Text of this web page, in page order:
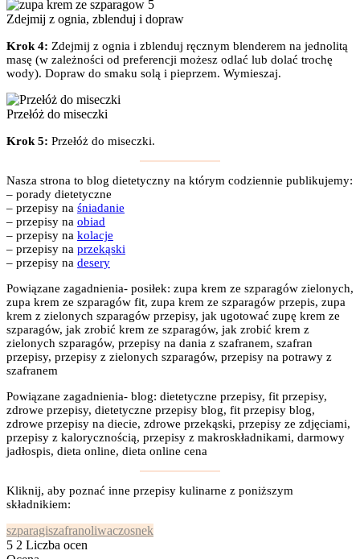
Zdejmij z ognia, zblenduj i dopraw
Krok 4: Zdejmij z ognia i zblenduj ręcznym blenderem na jednolitą
masę (w zależności od preferencji możesz odlać lub dolać trochę
wody). Dopraw do smaku solą i pieprzem. Wymieszaj.
Przełóż do miseczki
Krok 5: Przełóż do miseczki.
Nasza strona to blog dietetyczny na którym codziennie publikujemy:
– porady dietetyczne
– przepisy na śniadanie
– przepisy na obiad
– przepisy na kolacje
– przepisy na przekąski
– przepisy na desery
Powiązane zagadnienia- posiłek: zupa krem ze szparagów zielonych,
zupa krem ze szparagów fit, zupa krem ze szparagów przepis, zupa
krem z zielonych szparagów przepisy, jak ugotować zupę krem ze
szparagów, jak zrobić krem ze szparagów, jak zrobić krem z
zielonych szparagów, przepisy na dania z szafranem, szafran
przepisy, przepisy z zielonych szparagów, przepisy na potrawy z
szafranem
Powiązane zagadnienia- blog: dietetyczne przepisy, fit przepisy,
zdrowe przepisy, dietetyczne przepisy blog, fit przepisy blog,
zdrowe przepisy na diecie, zdrowe przekąski, przepisy ze zdjęciami,
przepisy z kalorycznością, przepisy z makroskładnikami, darmowy
jadłospis, dieta online, dieta online cena
Kliknij, aby poznać inne przepisy kulinarne z poniższym
składnikiem:
szparagiszafranoliwaczosnek
5 2 Liczba ocen